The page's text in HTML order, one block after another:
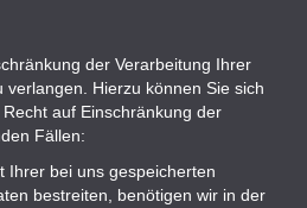
der Verarbeitung Ihrer
Hierzu können Sie sich
auf Einschränkung der
Fällen:
Ihrer bei uns gespeicherten
bestreiten, benötigen wir in der